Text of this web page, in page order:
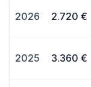
2026 2.720 €
2025 3.360 €